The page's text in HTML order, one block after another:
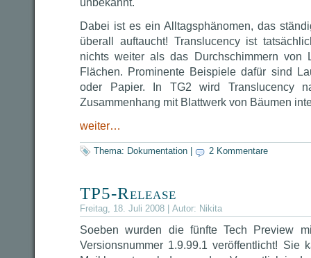
unbekannt.
Dabei ist es ein Alltagsphänomen, das
überall auftaucht! Translucency ist
nichts weiter als das Durchschimmern von
Flächen. Prominente Beispiele dafür sind
oder Papier. In TG2 wird Translucency
Zusammenhang mit Blattwerk von Bäumen
weiter…
Thema: Dokumentation 2 Kommentare
TP5-Release
Freitag, 18. Juli 2008 | Autor: Nikita
Soeben wurden die fünfte Tech Preview
Versionsnummer 1.9.99.1 veröffentlicht!